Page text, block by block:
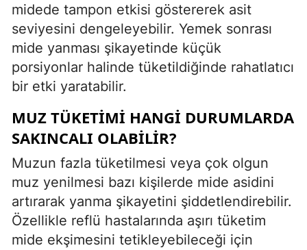
midede tampon etkisi göstererek asit
seviyesini dengeleyebilir. Yemek sonrası
mide yanması şikayetinde küçük
porsiyonlar halinde tüketildiğinde rahatlatıcı
bir etki yaratabilir.
MUZ TÜKETIMI HANGI DURUMLARDA
SAKINCALI OLABILIR?
Muzun fazla tüketilmesi veya çok olgun
muz yenilmesi bazı kişilerde mide asidini
artırarak yanma şikayetini şiddetlendirebilir.
Özellikle reflü hastalarında aşırı tüketim
mide ekşimesini tetikleyebileceği için